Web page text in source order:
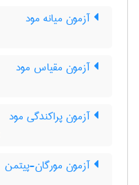
آزمون میانه مود
آزمون مقیاس مود
آزمون پراکندگی مود
آزمون مورگان-پیتمن